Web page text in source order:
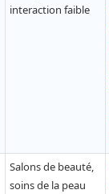
interaction faible
Salons de beauté,
soins de la peau